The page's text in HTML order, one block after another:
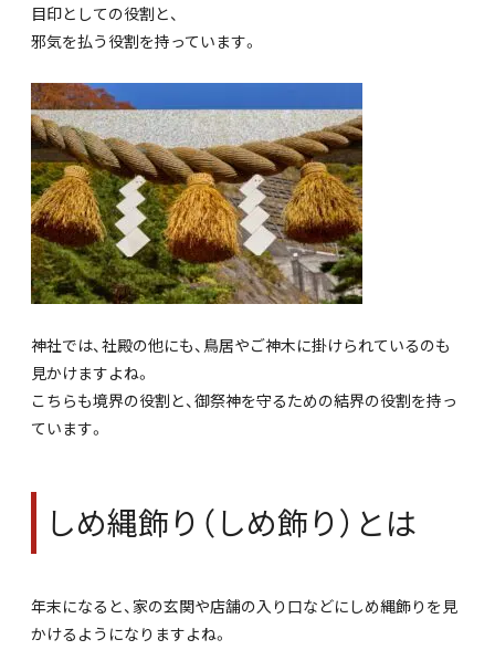
目印としての役割と、
邪気を払う役割を持っています。
神社では、社殿の他にも、鳥居やご神木に掛けられているのも
見かけますよね。
こちらも境界の役割と、御祭神を守るための結界の役割を持っ
ています。
しめ縄飾り（しめ飾り）とは
年末になると、家の玄関や店舗の入り口などにしめ縄飾りを見
かけるようになりますよね。